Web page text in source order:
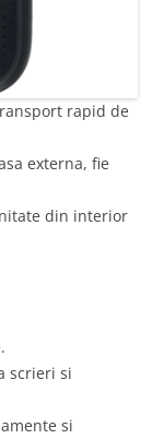
rapid de
externa, fie
din interior
scrieri si
si